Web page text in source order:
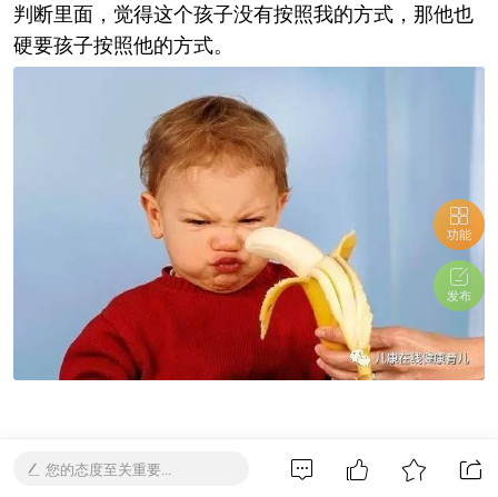
判断里面，觉得这个孩子没有按照我的方式，那他也
硬要孩子按照他的方式。
怎样避免宝宝发脾气 01 虽然发脾气是一些宝宝日常
您的态度至关重要...
功能
发布